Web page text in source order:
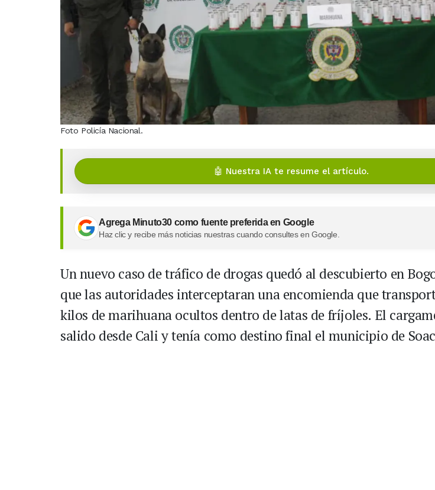
Foto Policía Nacional.
🤖 Nuestra IA te resume el artículo.
Agrega Minuto30 como fuente preferida en Google
Haz clic y recibe más noticias nuestras cuando consultes en Google.
Un nuevo caso de tráfico de drogas quedó al descubierto en
que las autoridades interceptaran una encomienda que
kilos de marihuana ocultos dentro de latas de fríjoles. El
salido desde Cali y tenía como destino final el municipio de